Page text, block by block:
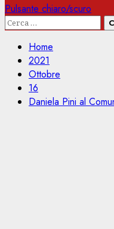
Pulsante chiaro/scuro
Ricerca
Home
2021
Ottobre
16
Daniela Pini al